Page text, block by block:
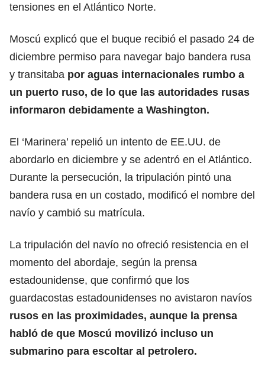
tensiones en el Atlántico Norte.
Moscú explicó que el buque recibió el pasado 24 de
diciembre permiso para navegar bajo bandera rusa
y transitaba por aguas internacionales rumbo a
un puerto ruso, de lo que las autoridades rusas
informaron debidamente a Washington.
El ‘Marinera’ repelió un intento de EE.UU. de
abordarlo en diciembre y se adentró en el Atlántico.
Durante la persecución, la tripulación pintó una
bandera rusa en un costado, modificó el nombre del
navío y cambió su matrícula.
La tripulación del navío no ofreció resistencia en el
momento del abordaje, según la prensa
estadounidense, que confirmó que los
guardacostas estadounidenses no avistaron navíos
rusos en las proximidades, aunque la prensa
habló de que Moscú movilizó incluso un
submarino para escoltar al petrolero.